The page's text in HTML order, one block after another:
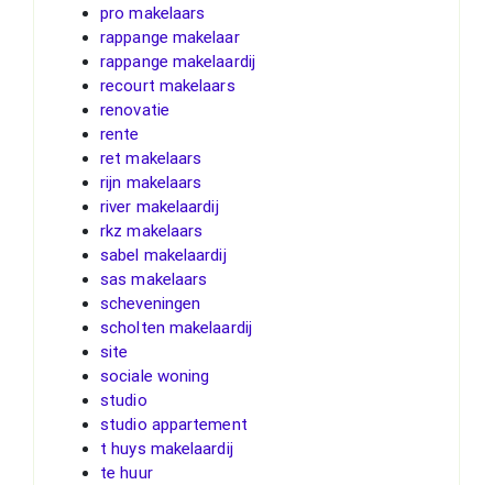
pro makelaars
rappange makelaar
rappange makelaardij
recourt makelaars
renovatie
rente
ret makelaars
rijn makelaars
river makelaardij
rkz makelaars
sabel makelaardij
sas makelaars
scheveningen
scholten makelaardij
site
sociale woning
studio
studio appartement
t huys makelaardij
te huur